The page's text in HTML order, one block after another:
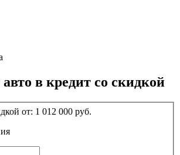
в кредит со скидкой
от: 1 012 000 руб.